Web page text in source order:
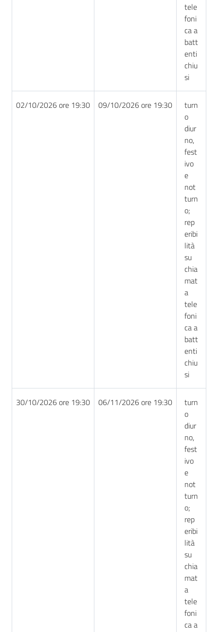
tele
foni
ca a
batt
enti
chiu
si
02/10/2026 ore 19:30 09/10/2026 ore 19:30
turn
o
diur
no,
fest
ivo
e
not
turn
o;
rep
eribi
lità
su
chia
mat
a
tele
foni
ca a
batt
enti
chiu
si
30/10/2026 ore 19:30 06/11/2026 ore 19:30
turn
o
diur
no,
fest
ivo
e
not
turn
o;
rep
eribi
lità
su
chia
mat
a
tele
foni
ca a